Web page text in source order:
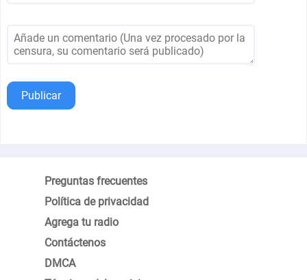
Publicar
Preguntas frecuentes
Política de privacidad
Agrega tu radio
Contáctenos
DMCA